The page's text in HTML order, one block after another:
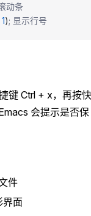
动条
1); 显示行号
键 Ctrl + x，再按快
会提示是否保
件
界面